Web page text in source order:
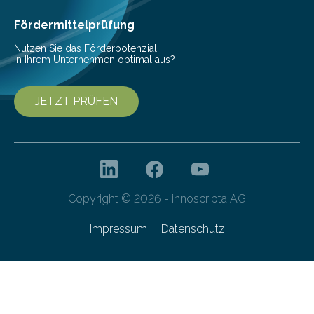
Fördermittelprüfung
Nutzen Sie das Förderpotenzial
in Ihrem Unternehmen optimal aus?
JETZT PRÜFEN
Copyright © 2026 - innoscripta AG
Impressum Datenschutz